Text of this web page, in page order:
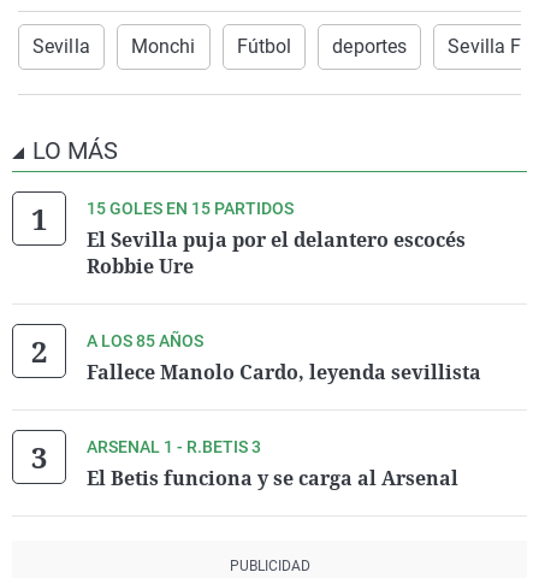
Sevilla Monchi Fútbol deportes Sevilla FC
LO MÁS
15 GOLES EN 15 PARTIDOS
El Sevilla puja por el delantero escocés
Robbie Ure
A LOS 85 AÑOS
Fallece Manolo Cardo, leyenda sevillista
ARSENAL 1 - R.BETIS 3
El Betis funciona y se carga al Arsenal